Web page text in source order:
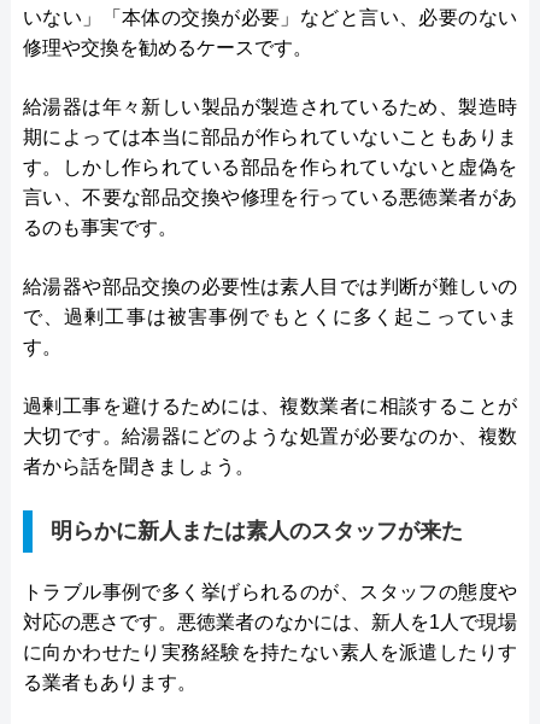
いない」「本体の交換が必要」などと言い、必要のない
修理や交換を勧めるケースです。
給湯器は年々新しい製品が製造されているため、製造時
期によっては本当に部品が作られていないこともありま
す。しかし作られている部品を作られていないと虚偽を
言い、不要な部品交換や修理を行っている悪徳業者があ
るのも事実です。
給湯器や部品交換の必要性は素人目では判断が難しいの
で、過剰工事は被害事例でもとくに多く起こっていま
す。
過剰工事を避けるためには、複数業者に相談することが
大切です。給湯器にどのような処置が必要なのか、複数
者から話を聞きましょう。
明らかに新人または素人のスタッフが来た
トラブル事例で多く挙げられるのが、スタッフの態度や
対応の悪さです。悪徳業者のなかには、新人を1人で現場
に向かわせたり実務経験を持たない素人を派遣したりす
る業者もあります。